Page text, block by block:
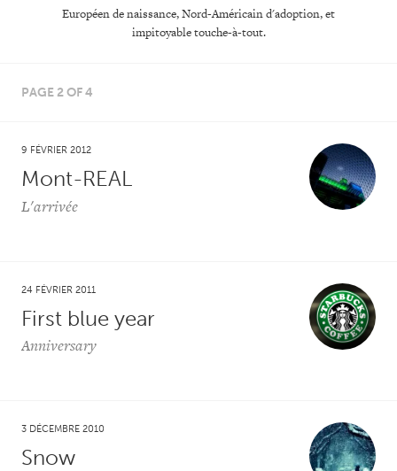
Européen de naissance, Nord-Américain d'adoption, et
impitoyable touche-à-tout.
PAGE 2 OF 4
9 FÉVRIER 2012
Mont-REAL
L'arrivée
24 FÉVRIER 2011
First blue year
Anniversary
3 DÉCEMBRE 2010
Snow